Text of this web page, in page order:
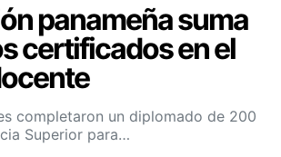
panameña suma
certificados en el
completaron un diplomado de 200
Superior para…